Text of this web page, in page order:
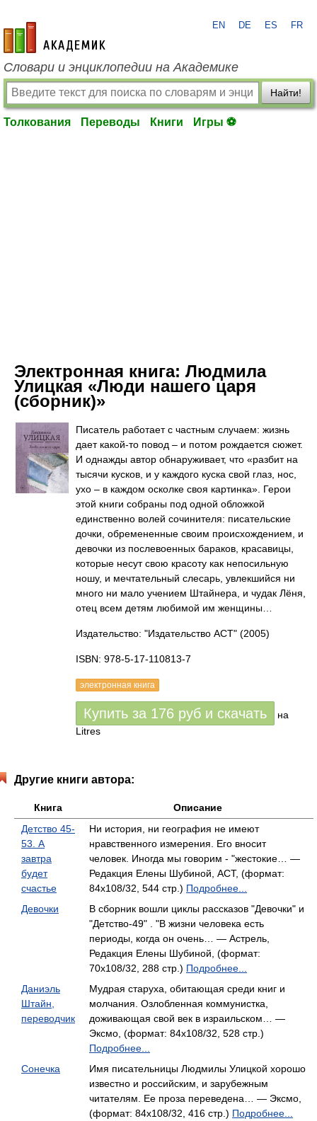
academic.ru
EN DE ES FR
Словари и энциклопедии на Академике
Найти!
Толкования Переводы Книги Игры ⚽
Электронная книга: Людмила
Улицкая «Люди нашего царя
(сборник)»
Писатель работает с частным случаем: жизнь
дает какой-то повод – и потом рождается сюжет.
И однажды автор обнаруживает, что «разбит на
тысячи кусков, и у каждого куска свой глаз, нос,
ухо – в каждом осколке своя картинка». Герои
этой книги собраны под одной обложкой
единственно волей сочинителя: писательские
дочки, обремененные своим происхождением, и
девочки из послевоенных бараков, красавицы,
которые несут свою красоту как непосильную
ношу, и мечтательный слесарь, увлекшийся ни
много ни мало учением Штайнера, и чудак Лёня,
отец всем детям любимой им женщины…
Издательство: "Издательство АСТ" (2005)
ISBN: 978-5-17-110813-7
электронная книга
Купить за 176 руб и скачать
на
Litres
Другие книги автора:
Книга
Описание
Детство 45-
53. А
завтра
будет
счастье
Ни история, ни география не имеют
нравственного измерения. Его вносит
человек. Иногда мы говорим - "жестокие… —
Редакция Елены Шубиной, АСТ, (формат:
84x108/32, 544 стр.) Подробнее...
Девочки
В сборник вошли циклы рассказов "Девочки" и
"Детство-49" . "В жизни человека есть
периоды, когда он очень… — Астрель,
Редакция Елены Шубиной, (формат:
70x108/32, 288 стр.) Подробнее...
Даниэль
Штайн,
переводчик
Мудрая старуха, обитающая среди книг и
молчания. Озлобленная коммунистка,
доживающая свой век в израильском… —
Эксмо, (формат: 84x108/32, 528 стр.)
Подробнее...
Сонечка
Имя писательницы Людмилы Улицкой хорошо
известно и российским, и зарубежным
читателям. Ее проза переведена… — Эксмо,
(формат: 84x108/32, 416 стр.) Подробнее...